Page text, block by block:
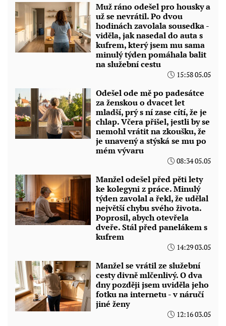
Muž ráno odešel pro housky a
už se nevrátil. Po dvou
hodinách zavolala sousedka -
viděla, jak nasedal do auta s
kufrem, který jsem mu sama
minulý týden pomáhala balit
na služební cestu
15:58 05.05
Odešel ode mě po padesátce
za ženskou o dvacet let
mladší, prý s ní zase cítí, že je
chlap. Včera přišel, jestli by se
nemohl vrátit na zkoušku, že
je unavený a stýská se mu po
mém vývaru
08:34 05.05
Manžel odešel před pěti lety
ke kolegyni z práce. Minulý
týden zavolal a řekl, že udělal
největší chybu svého života.
Poprosil, abych otevřela
dveře. Stál před panelákem s
kufrem
14:29 03.05
Manžel se vrátil ze služební
cesty divně mlčenlivý. O dva
dny později jsem uviděla jeho
fotku na internetu - v náručí
jiné ženy
12:16 03.05